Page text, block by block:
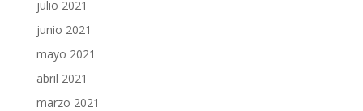
julio 2021
junio 2021
mayo 2021
abril 2021
marzo 2021